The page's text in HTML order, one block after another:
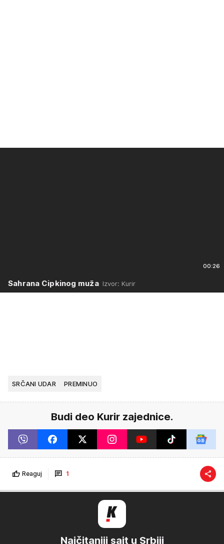
00:26
Sahrana Cipkinog mužaIzvor: Kurir
SRČANI UDAR PREMINUO
Budi deo Kurir zajednice.
Reaguj 1
Najčitaniji sajt u Srbiji